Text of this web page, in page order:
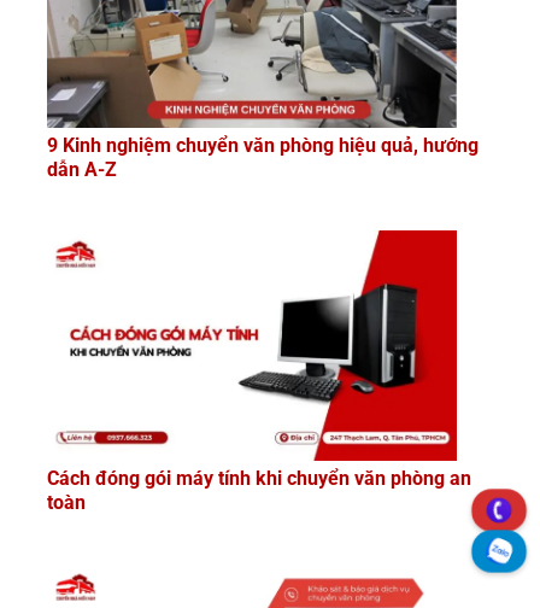
9 Kinh nghiệm chuyển văn phòng hiệu quả, hướng
dẫn A-Z
Cách đóng gói máy tính khi chuyển văn phòng an
toàn